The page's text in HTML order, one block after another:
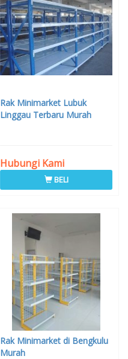
Rak Minimarket Lubuk
Linggau Terbaru Murah
Hubungi Kami
BELI
Rak Minimarket di Bengkulu
Murah